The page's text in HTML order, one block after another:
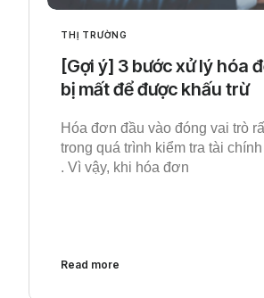
THỊ TRƯỜNG
[Gợi ý] 3 bước xử lý hóa
bị mất để được khấu trừ
Hóa đơn đầu vào đóng vai trò
trong quá trình kiểm tra tài
. Vì vậy, khi hóa đơn
Read more